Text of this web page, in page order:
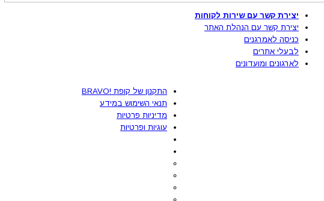
יצירת קשר עם שירות לקוחות
יצירת קשר עם הנהלת האתר
כניסה לאמרגנים
לבעלי אתרים
לארגונים ומועדונים
התקנון של קופת !BRAVO
תנאי השימוש במידע
מדיניות פרטיות
עוגיות ופרטיות